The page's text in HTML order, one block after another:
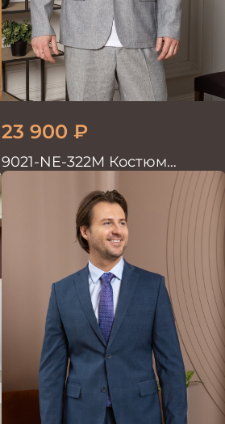
23 900 ₽
9021-NE-322M Костюм
мужской двойка хлопок, лен